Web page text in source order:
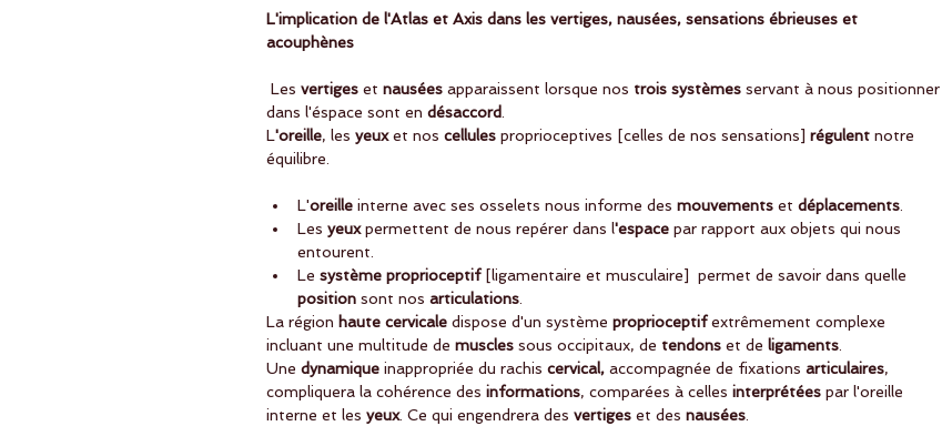
L'implication de l'Atlas et Axis dans les vertiges, nausées, sensations ébrieuses et
acouphènes
Les vertiges et nausées apparaissent lorsque nos trois systèmes servant à nous positionner
dans l'éspace sont en désaccord.
L'oreille, les yeux et nos cellules proprioceptives [celles de nos sensations] régulent notre
équilibre.
L'oreille interne avec ses osselets nous informe des mouvements et déplacements.
Les yeux permettent de nous repérer dans l'espace par rapport aux objets qui nous
entourent.
Le système proprioceptif [ligamentaire et musculaire]  permet de savoir dans quelle
position sont nos articulations.
La région haute cervicale dispose d'un système proprioceptif extrêmement complexe
incluant une multitude de muscles sous occipitaux, de tendons et de ligaments.
Une dynamique inappropriée du rachis cervical, accompagnée de fixations articulaires,
compliquera la cohérence des informations, comparées à celles interprétées par l'oreille
interne et les yeux. Ce qui engendrera des vertiges et des nausées.